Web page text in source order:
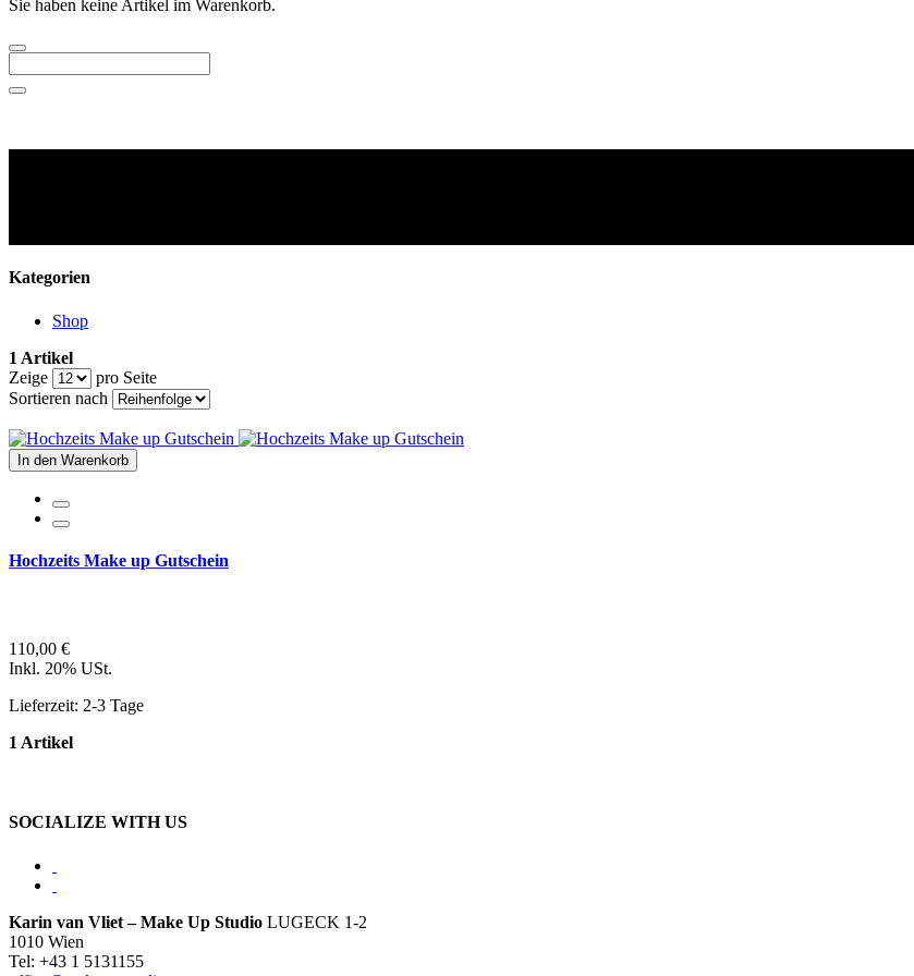
Sie haben keine Artikel im Warenkorb.
Kategorien
Shop
1 Artikel
Zeige
pro Seite
Sortieren nach
In den Warenkorb
Hochzeits Make up Gutschein
110,00 €
Inkl. 20% USt.
Lieferzeit: 2-3 Tage
1 Artikel
SOCIALIZE WITH US
Karin van Vliet – Make Up Studio LUGECK 1-2
1010 Wien
Tel: +43 1 5131155